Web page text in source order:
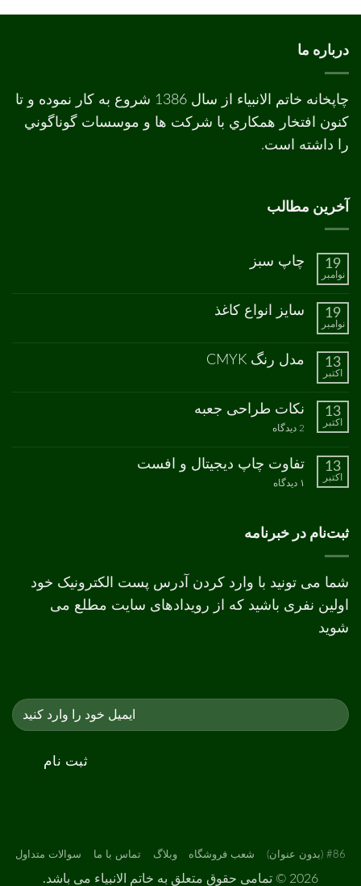
درباره ما
چاپخانه خاتم الانبیاء از سال 1386 شروع به کار نموده و تا
کنون افتخار همکاري با شرکت ها و موسسات گوناگوني
را داشته است.
آخرین مطالب
19
نوامبر
چاپ سبز
چاپ
ثبت
نشده
19
نوامبر
سایز انواع کاغذ
سایز
نشده
13
اکتبر
مدل رنگ CMYK
مدل
CMYK
ثبت
نشده
13
اکتبر
نکات طراحی جعبه
2 دیدگاه
برای
جعبه
13
اکتبر
تفاوت چاپ دیجیتال و افست
۱ دیدگاه
برای
افست
ثبت‌نام در خبرنامه
شما می تونید با وارد کردن آدرس پست الکترونیک خود
اولین نفری باشید که از رویدادهای سایت مطلع می
شوید
#86 (بدون عنوان) شعب فروشگاه وبلاگ تماس با ما سوالات متداول
2026 © تمامی حقوق متعلق به خاتم الانبیاء می باشد.